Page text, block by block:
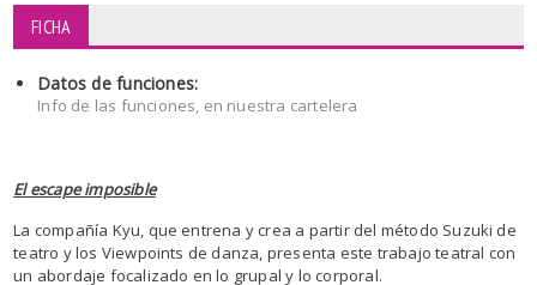
FICHA
Datos de funciones:
Info de las funciones, en nuestra cartelera
El escape imposible
La compañía Kyu, que entrena y crea a partir del método Suzuki de
teatro y los Viewpoints de danza, presenta este trabajo teatral con
un abordaje focalizado en lo grupal y lo corporal.